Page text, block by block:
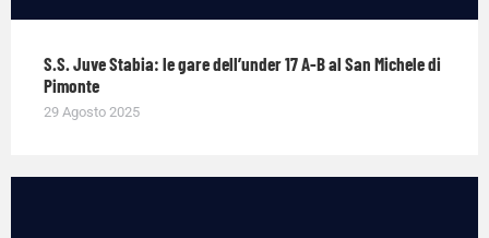
S.S. Juve Stabia: le gare dell’under 17 A-B al San Michele di
Pimonte
29 Agosto 2025